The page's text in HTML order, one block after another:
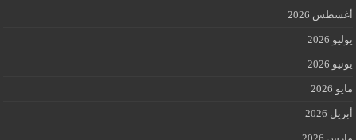
أغسطس 2026
يوليو 2026
يونيو 2026
مايو 2026
أبريل 2026